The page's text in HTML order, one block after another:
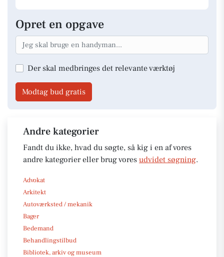
Opret en opgave
Der skal medbringes det relevante værktøj
Modtag bud gratis
Andre kategorier
Fandt du ikke, hvad du søgte, så kig i en af vores
andre kategorier eller brug vores udvidet søgning.
Advokat
Arkitekt
Autoværksted / mekanik
Bager
Bedemand
Behandlingstilbud
Bibliotek, arkiv og museum